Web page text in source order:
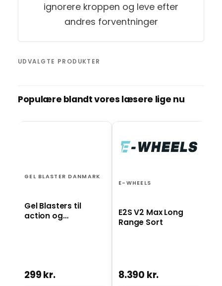
UDVALGTE PRODUKTER
Populære blandt vores læsere lige nu
GEL BLASTER DANMARK
Gel Blasters til
action og
299 kr.
E-WHEELS
E2S V2 Max Long
Range Sort
8.390 kr.